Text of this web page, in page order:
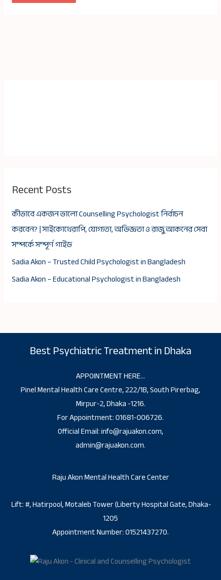
Recent Posts
কীভাবে একজন ভালো Counselling Psychologist নির্বাচন
করবেন? | সাইকোথেরাপি, যোগ্যতা, অভিজ্ঞতা ও রাজু আকনের সেবা
সম্পর্কে সম্পূর্ণ গাইড
Sadia Akon – Trusted Child Psychologist in Bangladesh
Sadia Akon – Educational Psychologist in Bangladesh
Best Psychiatric Treatment in Dhaka
APPOINTMENT HERE…
Pinel Mental Health Care Centre, 222/1B, South Pirerbag,
Mirpur-2, Dhaka -1216.
For Appointment: 01681-006726.
Official Email: info@rajuakon.com,
admin@rajuakon.com.
Raju Akon Mental Health Care Center
Lift: #, Hatirpool, Motaleb Tower (Liberty Hospital Gate, Dhaka-
1205
Appointment Number: 01521437270.